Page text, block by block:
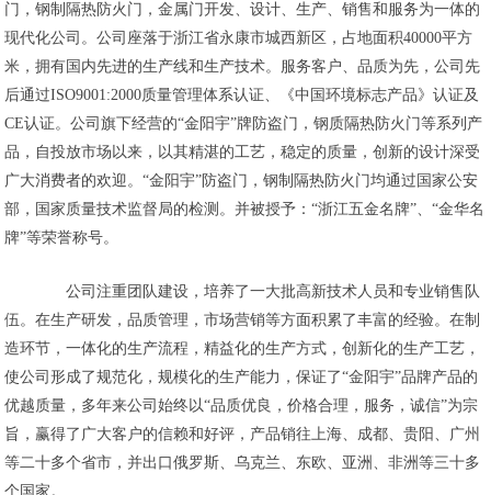
门，钢制隔热防火门，金属门开发、设计、生产、销售和服务为一体的
现代化公司。公司座落于浙江省永康市城西新区，占地面积40000平方
米，拥有国内先进的生产线和生产技术。服务客户、品质为先，公司先
后通过ISO9001:2000质量管理体系认证、《中国环境标志产品》认证及
CE认证。公司旗下经营的“金阳宇”牌防盗门，钢质隔热防火门等系列产
品，自投放市场以来，以其精湛的工艺，稳定的质量，创新的设计深受
广大消费者的欢迎。“金阳宇”防盗门，钢制隔热防火门均通过国家公安
部，国家质量技术监督局的检测。并被授予：“浙江五金名牌”、“金华名
牌”等荣誉称号。
公司注重团队建设，培养了一大批高新技术人员和专业销售队
伍。在生产研发，品质管理，市场营销等方面积累了丰富的经验。在制
造环节，一体化的生产流程，精益化的生产方式，创新化的生产工艺，
使公司形成了规范化，规模化的生产能力，保证了“金阳宇”品牌产品的
优越质量，多年来公司始终以“品质优良，价格合理，服务，诚信”为宗
旨，赢得了广大客户的信赖和好评，产品销往上海、成都、贵阳、广州
等二十多个省市，并出口俄罗斯、乌克兰、东欧、亚洲、非洲等三十多
个国家。